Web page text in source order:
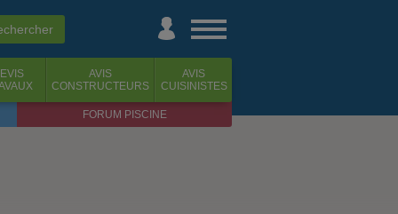
AVIS
CONSTRUCTEURS
AVIS
CUISINISTES
FORUM PISCINE